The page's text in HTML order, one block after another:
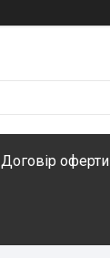
Договір оферти